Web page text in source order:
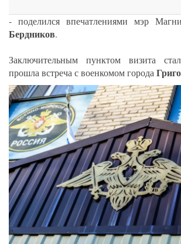
- поделился впечатлениями мэр
Бердников.
Заключительным пунктом визита
прошла встреча с военкомом города